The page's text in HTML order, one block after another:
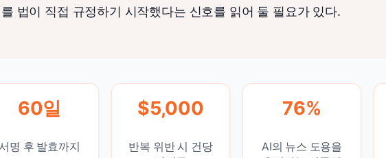
를 법이 직접 규정하기 시작했다는 신호를 읽어 둘 필요가 있다.
60일
명 후 발효까지
$5,000
반복 위반 시 건당
76%
AI의 뉴스 도용을